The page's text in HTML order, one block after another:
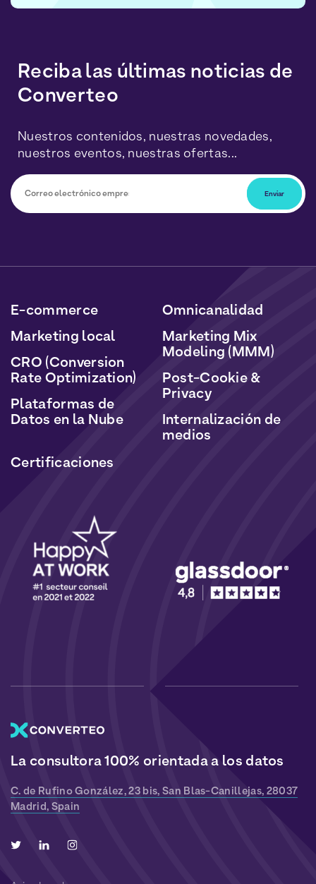
Reciba las últimas noticias de
Converteo
Nuestros contenidos, nuestras novedades,
nuestros eventos, nuestras ofertas...
datos serán tratados de acuerdo con nuestra Política
La consultora 100% orientada a los datos
C. de Rufino González, 23 bis, San Blas-Canillejas, 28037
Madrid, Spain
E-commerce
Marketing local
CRO (Conversion
Rate Optimization)
Plataformas de
Datos en la Nube
Omnicanalidad
Marketing Mix
Modeling (MMM)
Post-Cookie &
Privacy
Internalización de
medios
Certificaciones